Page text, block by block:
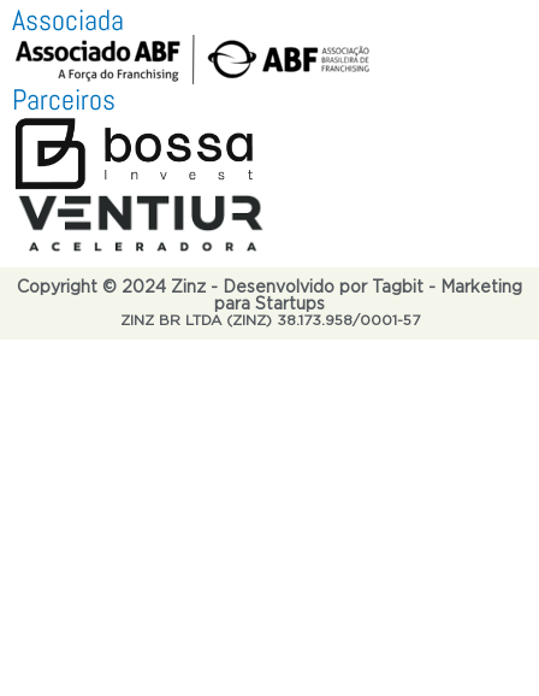
Associada
Parceiros
Copyright © 2024 Zinz - Desenvolvido por Tagbit - Marketing
para Startups
ZINZ BR LTDA (ZINZ) 38.173.958/0001-57